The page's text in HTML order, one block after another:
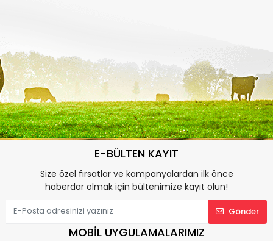
E-BÜLTEN KAYIT
Size özel fırsatlar ve kampanyalardan ilk önce
haberdar olmak için bültenimize kayıt olun!
Gönder
MOBİL UYGULAMALARIMIZ